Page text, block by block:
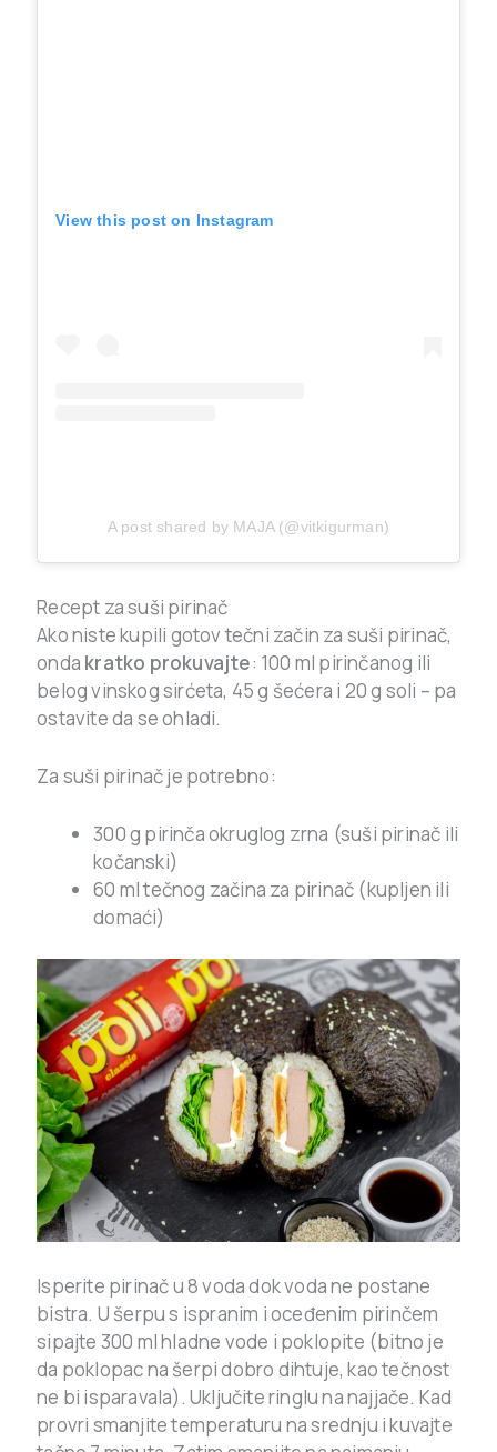
View this post on Instagram
A post shared by MAJA (@vitkigurman)
Recept za suši pirinač
Ako niste kupili gotov tečni začin za suši pirinač,
onda kratko prokuvajte: 100 ml pirinčanog ili
belog vinskog sirćeta, 45 g šećera i 20 g soli – pa
ostavite da se ohladi.
Za suši pirinač je potrebno:
300 g pirinča okruglog zrna (suši pirinač ili
kočanski)
60 ml tečnog začina za pirinač (kupljen ili
domaći)
Isperite pirinač u 8 voda dok voda ne postane
bistra. U šerpu s ispranim i oceđenim pirinčem
sipajte 300 ml hladne vode i poklopite (bitno je
da poklopac na šerpi dobro dihtuje, kao tečnost
ne bi isparavala). Uključite ringlu na najjače. Kad
provri smanjite temperaturu na srednju i kuvajte